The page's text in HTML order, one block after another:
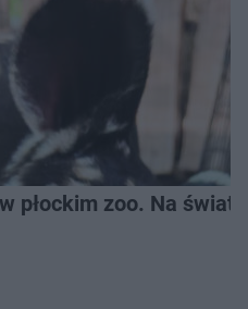
płockim zoo. Na świat